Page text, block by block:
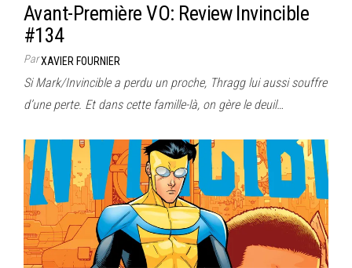
Avant-Première VO: Review Invincible
#134
ParXAVIER FOURNIER
Si Mark/Invincible a perdu un proche, Thragg lui aussi souffre
d’une perte. Et dans cette famille-là, on gère le deuil…